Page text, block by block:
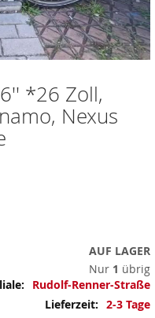
*26 Zoll,
Nexus
AUF LAGER
Nur 1 übrig
Rudolf-Renner-Straße
2-3 Tage